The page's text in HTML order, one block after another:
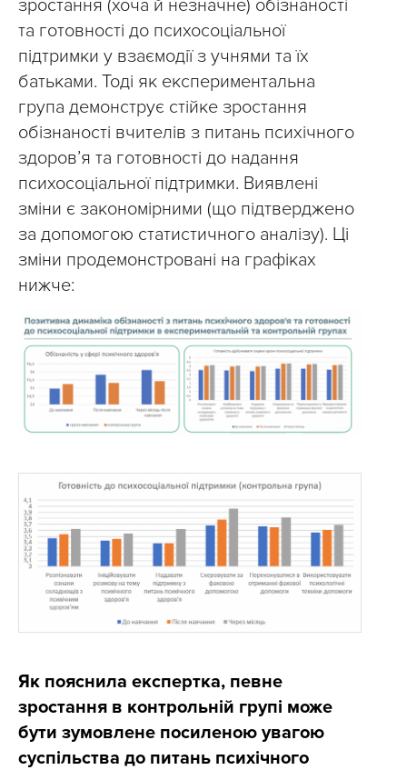
зростання (хоча й незначне) обізнаності
та готовності до психосоціальної
підтримки у взаємодії з учнями та їх
батьками. Тоді як експериментальна
група демонструє стійке зростання
обізнаності вчителів з питань психічного
здоров’я та готовності до надання
психосоціальної підтримки. Виявлені
зміни є закономірними (що підтверджено
за допомогою статистичного аналізу). Ці
зміни продемонстровані на графіках
нижче:
Як пояснила експертка, певне
зростання в контрольній групі може
бути зумовлене посиленою увагою
суспільства до питань психічного